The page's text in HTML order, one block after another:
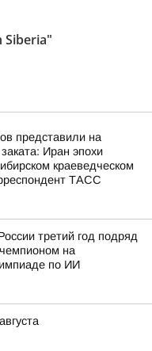
представили на
Иран эпохи
краеведческом
ТАСС
третий год подряд
на
по ИИ